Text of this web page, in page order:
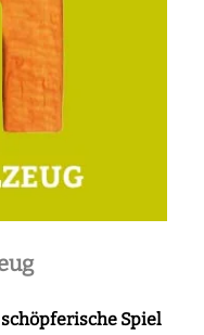
schöpferische Spiel